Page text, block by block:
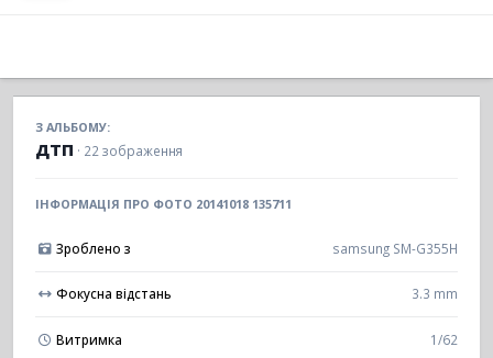
З АЛЬБОМУ:
дтп · 22 зображення
ІНФОРМАЦІЯ ПРО ФОТО 20141018 135711
Зроблено з samsung SM-G355H
Фокусна відстань 3.3 mm
Витримка 1/62